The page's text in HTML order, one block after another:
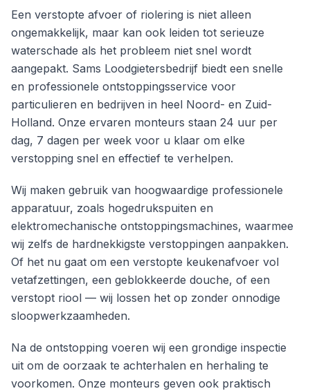
Een verstopte afvoer of riolering is niet alleen
ongemakkelijk, maar kan ook leiden tot serieuze
waterschade als het probleem niet snel wordt
aangepakt. Sams Loodgietersbedrijf biedt een snelle
en professionele ontstoppingsservice voor
particulieren en bedrijven in heel Noord- en Zuid-
Holland. Onze ervaren monteurs staan 24 uur per
dag, 7 dagen per week voor u klaar om elke
verstopping snel en effectief te verhelpen.
Wij maken gebruik van hoogwaardige professionele
apparatuur, zoals hogedrukspuiten en
elektromechanische ontstoppingsmachines, waarmee
wij zelfs de hardnekkigste verstoppingen aanpakken.
Of het nu gaat om een verstopte keukenafvoer vol
vetafzettingen, een geblokkeerde douche, of een
verstopt riool — wij lossen het op zonder onnodige
sloopwerkzaamheden.
Na de ontstopping voeren wij een grondige inspectie
uit om de oorzaak te achterhalen en herhaling te
voorkomen. Onze monteurs geven ook praktisch